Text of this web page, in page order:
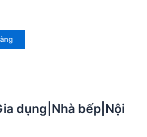
dụng|Nhà bếp|Nội